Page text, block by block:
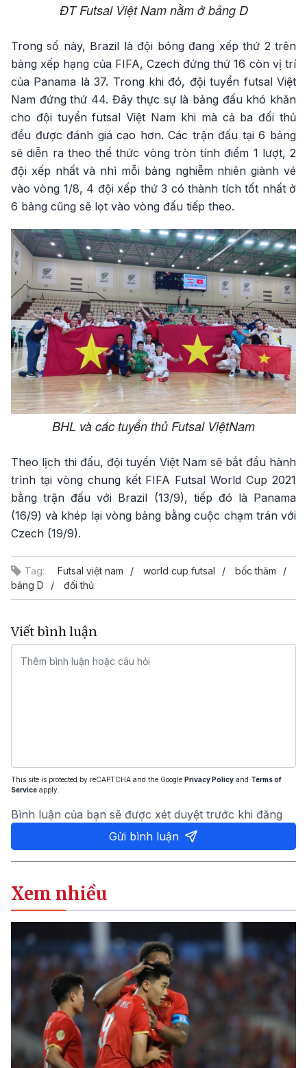
ĐT Futsal Việt Nam nằm ở bảng D
Trong số này, Brazil là đội bóng đang xếp thứ 2 trên
bảng xếp hạng của FIFA, Czech đứng thứ 16 còn vị trí
của Panama là 37. Trong khi đó, đội tuyển futsal Việt
Nam đứng thứ 44. Đây thực sự là bảng đấu khó khăn
cho đội tuyển futsal Việt Nam khi mà cả ba đối thủ
đều được đánh giá cao hơn. Các trận đấu tại 6 bảng
sẽ diễn ra theo thể thức vòng tròn tính điểm 1 lượt, 2
đội xếp nhất và nhì mỗi bảng nghiễm nhiên giành vé
vào vòng 1/8, 4 đội xếp thứ 3 có thành tích tốt nhất ở
6 bảng cũng sẽ lọt vào vòng đấu tiếp theo.
BHL và các tuyển thủ Futsal ViệtNam
Theo lịch thi đấu, đội tuyển Việt Nam sẽ bắt đầu hành
trình tại vòng chung kết FIFA Futsal World Cup 2021
bằng trận đấu với Brazil (13/9), tiếp đó là Panama
(16/9) và khép lại vòng bảng bằng cuộc chạm trán với
Czech (19/9).
Tag: Futsal việt nam world cup futsal
bốc thăm
bảng D
đối thủ
Viết bình luận
This site is protected by reCAPTCHA and the Google Privacy Policy and Terms of
Service apply.
Bình luận của bạn sẽ được xét duyệt trước khi đăng
Gửi bình luận
Xem nhiều